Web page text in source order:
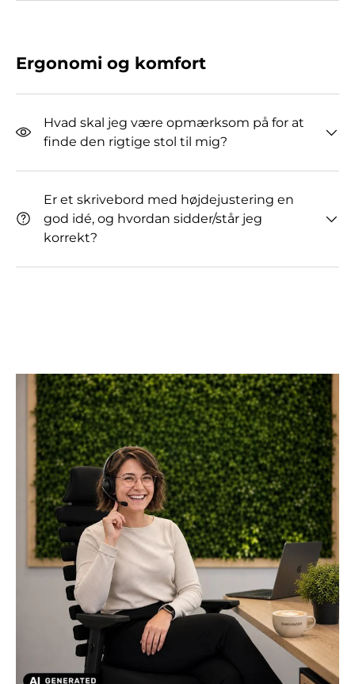
Ergonomi og komfort
Hvad skal jeg være opmærksom på for at
finde den rigtige stol til mig?
Er et skrivebord med højdejustering en
god idé, og hvordan sidder/står jeg
korrekt?